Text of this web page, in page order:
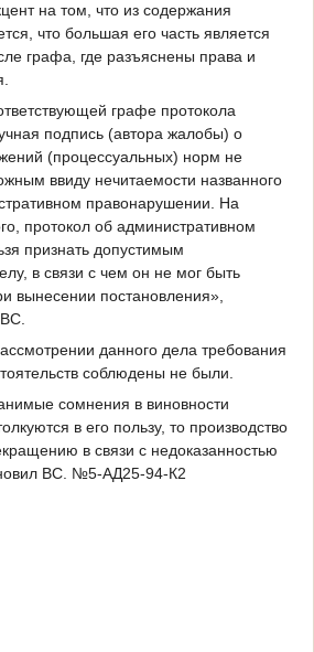
на том, что из содержания
что большая его часть является
графа, где разъяснены права и
графе протокола
подпись (автора жалобы) о
(процессуальных) норм не
ввиду нечитаемости названного
правонарушении. На
протокол об административном
признать допустимым
в связи с чем он не мог быть
вынесении постановления»,
данного дела требования
соблюдены не были.
сомнения в виновности
в его пользу, то производство
в связи с недоказанностью
ВС. №5-АД25-94-К2